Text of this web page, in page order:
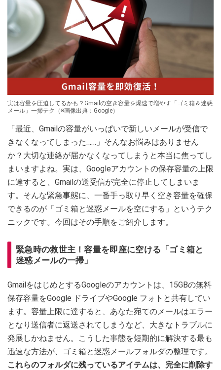
実は容量を圧迫してるかも？Gmailの空き容量を爆速で増やす「ゴミ箱＆迷惑
メール」一掃テク（※画像出典：Google）
「最近、Gmailの容量がいっぱいで新しいメールが受信で
きなくなってしまった……」そんなお悩みはありません
か？大切な連絡が届かなくなってしまうと本当に焦ってし
まいますよね。実は、Googleアカウントの保存容量の上限
に達すると、Gmailの送受信が完全に停止してしまいま
す。そんな緊急事態に、一番手っ取り早く空き容量を確保
できるのが「ゴミ箱と迷惑メールを空にする」というテク
ニックです。今回はその手順をご紹介します。
緊急時の救世主！容量を即座に空ける「ゴミ箱と
迷惑メールの一掃」
GmailをはじめとするGoogleのアカウントは、15GBの無料
保存容量をGoogle ドライブやGoogle フォトと共有してい
ます。容量上限に達すると、あなた宛てのメールはエラー
となり送信者に返送されてしまうなど、大きなトラブルに
発展しかねません。こうした事態を短期的に解決する最も
迅速な方法が、ゴミ箱と迷惑メールフォルダの整理です。
これらのフォルダに残っているアイテムは、完全に削除す